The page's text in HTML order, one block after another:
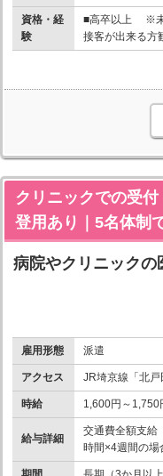
資格・経
験
■高卒以上 ※未
接客が出来る方
クリニックでの受
登用あり｜5名体制
病院やクリニックの
雇用形態 派遣
アクセス JR埼京線「北
時給 1,600円～1,750
給与詳細
交通費全額支給
時間×4週間の場